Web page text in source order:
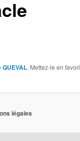
QUEVAL. Mettez-le en
légales